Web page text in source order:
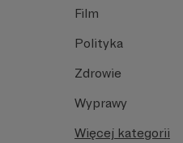
Film
Polityka
Zdrowie
Wyprawy
Więcej kategorii